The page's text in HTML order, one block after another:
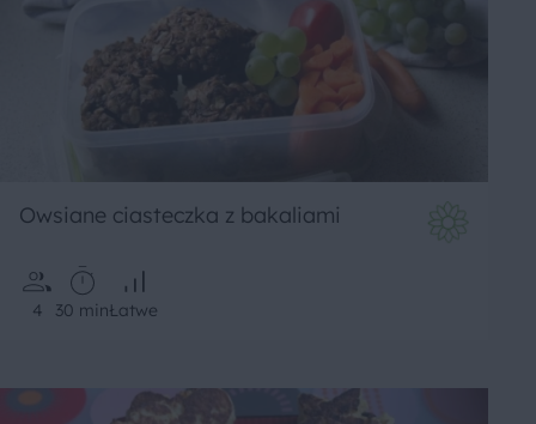
Owsiane ciasteczka z bakaliami
4 30 minŁatwe